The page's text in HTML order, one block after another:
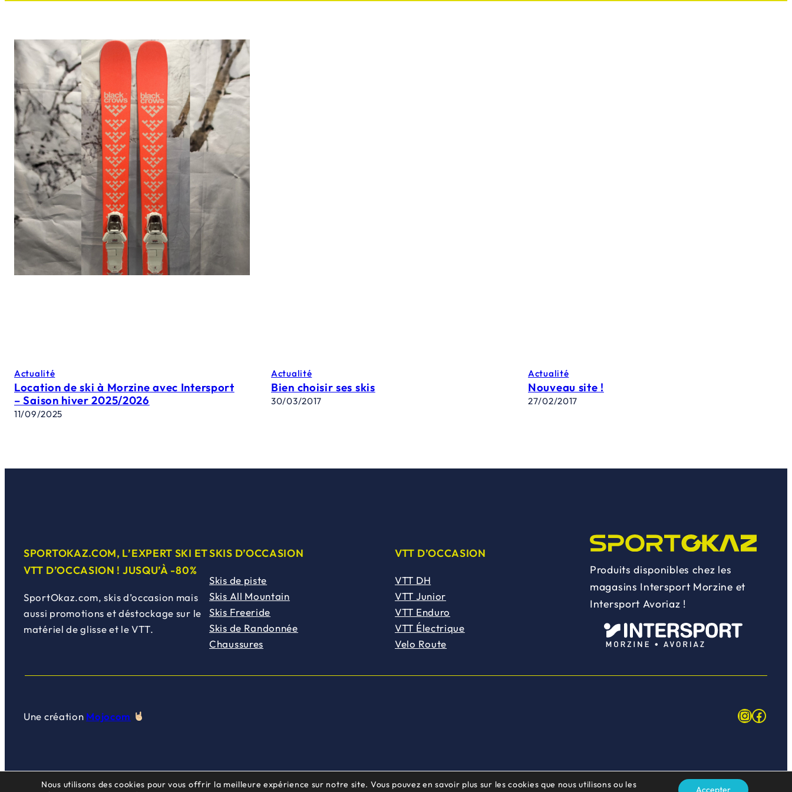
Actualité
Location de ski à Morzine avec Intersport
– Saison hiver 2025/2026
11/09/2025
Actualité
Bien choisir ses skis
30/03/2017
Actualité
Nouveau site !
27/02/2017
SPORTOKAZ.COM, L’EXPERT SKI ET
VTT D’OCCASION ! JUSQU’À -80%
SportOkaz.com, skis d’occasion mais
aussi promotions et déstockage sur le
matériel de glisse et le VTT.
SKIS D’OCCASION
Skis de piste
Skis All Mountain
Skis Freeride
Skis de Randonnée
Chaussures
VTT D’OCCASION
VTT DH
VTT Junior
VTT Enduro
VTT Électrique
Velo Route
Produits disponibles chez les
magasins Intersport Morzine et
Intersport Avoriaz !
Une création Mojocom
Nous utilisons des cookies pour vous offrir la meilleure expérience sur notre site. Vous pouvez en savoir plus sur les cookies que nous utilisons ou les
Accepter